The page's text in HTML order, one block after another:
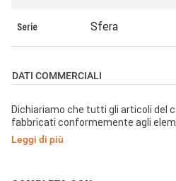
Serie Sfera
DATI COMMERCIALI
Dichiariamo che tutti gli articoli del
fabbricati conformemente agli
di sicurezza della Direttiva Europea
2014/35/UE: 26 Febbraio 2014 e
Leggi di più